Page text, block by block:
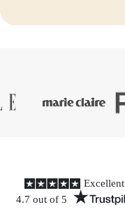
Excellent
4.7 out of 5